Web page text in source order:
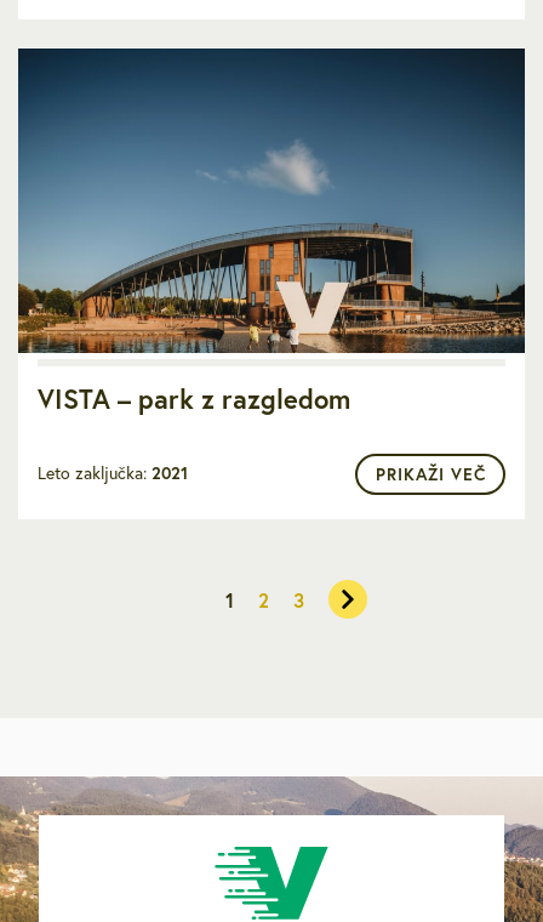
VISTA – park z razgledom
Leto zaključka: 2021 PRIKAŽI VEČ
1 2 3